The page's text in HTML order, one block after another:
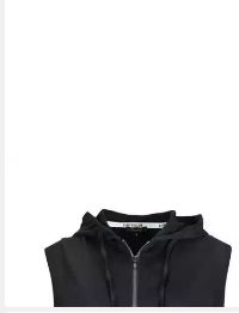
VALESKA BW-STRETCH
71,99 € 79,99 €
-10%